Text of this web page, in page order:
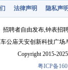
法律声明 隐私声
招聘者自由发布,钟表招
公庙天安创新科技广场
Copyright 2015-
粤ICP备